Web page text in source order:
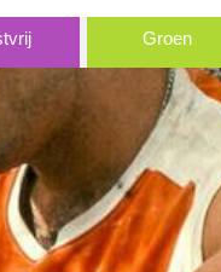
Groen